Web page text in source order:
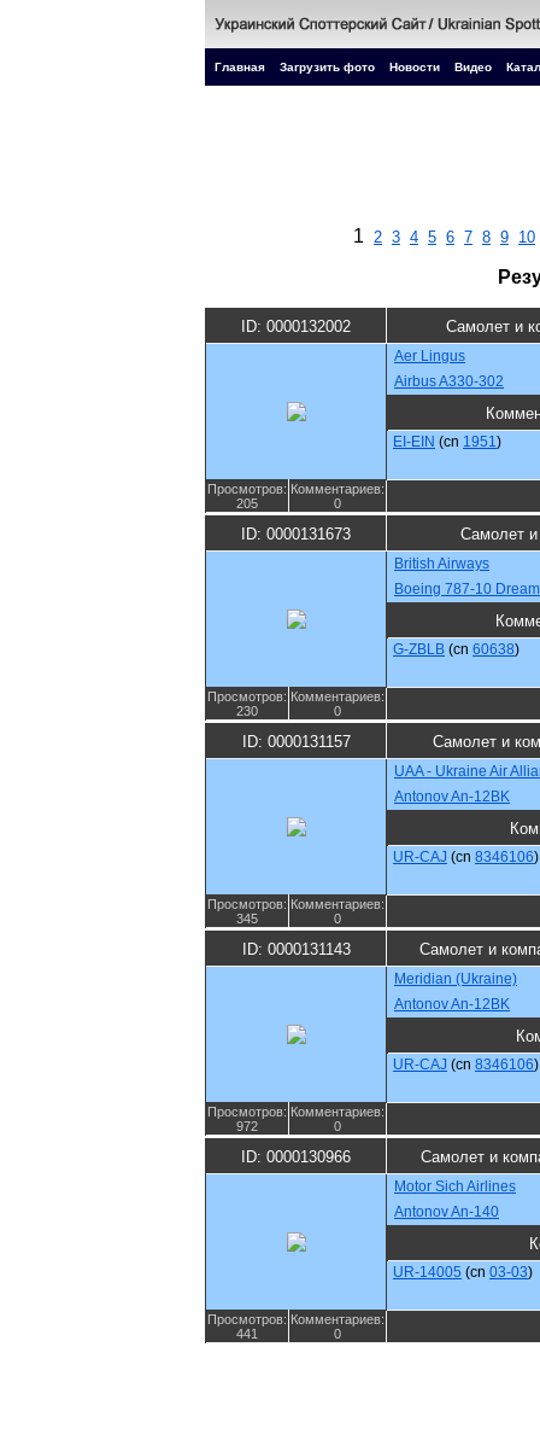
Главная Загрузить фото Новости Видео
1 2 3 4 5 6 7 8 9 10
ID: 0000132002 Самолет и
Aer Lingus
Airbus A330-302
EI-EIN (cn 1951)
Просмотров:
205
Комментариев:
0
ID: 0000131673 Самолет
British Airways
Boeing 787-10
G-ZBLB (cn 60638)
Просмотров:
230
Комментариев:
0
ID: 0000131157 Самолет и
UAA - Ukraine Air
Antonov An-12BK
UR-CAJ (cn 8346106)
Просмотров:
345
Комментариев:
0
ID: 0000131143 Самолет и
Meridian (Ukraine)
Antonov An-12BK
UR-CAJ (cn 8346106)
Просмотров:
972
Комментариев:
0
ID: 0000130966 Самолет и
Motor Sich Airlines
Antonov An-140
UR-14005 (cn 03-03)
Просмотров:
441
Комментариев:
0